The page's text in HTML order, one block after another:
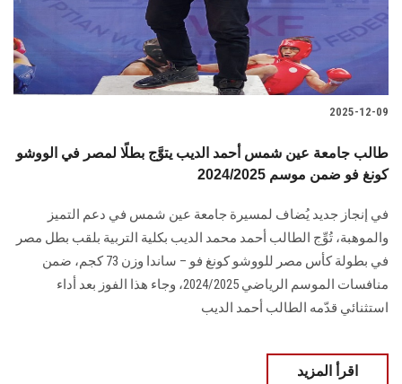
هيئة التدريس
الدراسات العليا
الزائـرون
سجل الان
2025-12-09
طالب جامعة عين شمس أحمد الديب يتوَّج بطلًا لمصر في الووشو
كونغ فو ضمن موسم 2024/2025
في إنجاز جديد يُضاف لمسيرة جامعة عين شمس في دعم التميز
والموهبة، تُوِّج الطالب أحمد محمد الديب بكلية التربية بلقب بطل مصر
في بطولة كأس مصر للووشو كونغ فو – ساندا وزن 73 كجم، ضمن
منافسات الموسم الرياضي 2024/2025، وجاء هذا الفوز بعد أداء
استثنائي قدّمه الطالب أحمد الديب
اقرأ المزيد